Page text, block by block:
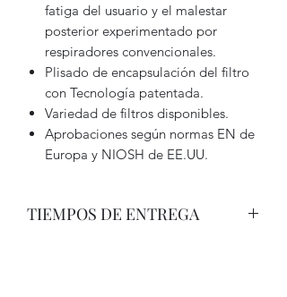
fatiga del usuario y el malestar
posterior experimentado por
respiradores convencionales.
Plisado de encapsulación del filtro
con Tecnología patentada.
Variedad de filtros disponibles.
Aprobaciones según normas EN de
Europa y NIOSH de EE.UU.
TIEMPOS DE ENTREGA